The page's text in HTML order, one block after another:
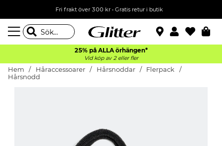
Fri frakt över 300 kr• Gratis retur i butik
25% på ALLA örhängen*
Vid köp av 2 eller fler
Hem Håraccessoarer Hårsnoddar
Flerpack
Hårsnodd